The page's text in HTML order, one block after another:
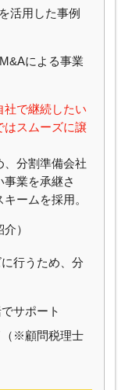
活用した事例
による事業
社で継続したい
はスムーズに譲
、分割準備会社
業を承継さ
ームを採用。
）
行うため、分
サポート
（※顧問税理士